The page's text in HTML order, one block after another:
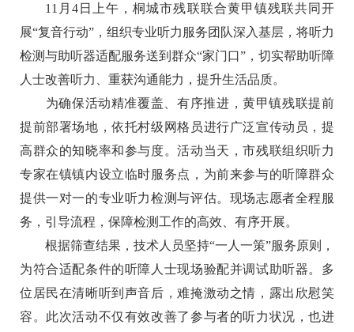
11月4日上午，桐城市残联联合黄甲镇残联共同开
展“复音行动”，组织专业听力服务团队深入基层，将听力
检测与助听器适配服务送到群众“家门口”，切实帮助听障
人士改善听力、重获沟通能力，提升生活品质。
为确保活动精准覆盖、有序推进，黄甲镇残联提前
提前部署场地，依托村级网格员进行广泛宣传动员，提
高群众的知晓率和参与度。活动当天，市残联组织听力
专家在镇镇内设立临时服务点，为前来参与的听障群众
提供一对一的专业听力检测与评估。现场志愿者全程服
务，引导流程，保障检测工作的高效、有序开展。
根据筛查结果，技术人员坚持“一人一策”服务原则，
为符合适配条件的听障人士现场验配并调试助听器。多
位居民在清晰听到声音后，难掩激动之情，露出欣慰笑
容。此次活动不仅有效改善了参与者的听力状况，也进